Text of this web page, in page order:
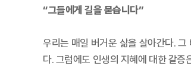
“그들에게 길을 묻습니다”
우리는 매일 버거운 삶을 살아간다.
다. 그럼에도 인생의 지혜에 대한 갈